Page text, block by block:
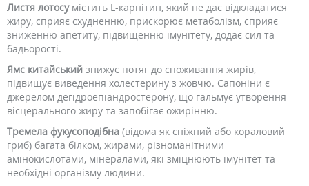
Листя лотосумістить L-карнітин, який не дає відкладатися
жиру, сприяє схудненню, прискорює метаболізм, сприяє
зниженню апетиту, підвищенню імунітету, додає сил та
бадьорості.
Ямс китайський знижує потяг до споживання жирів,
підвищує виведення холестерину з жовчю. Сапоніни є
джерелом дегідроепіандростерону, що гальмує утворення
вісцерального жиру та запобігає ожирінню.
Тремела фукусоподібна (відома як сніжний або кораловий
гриб) багата білком, жирами, різноманітними
амінокислотами, мінералами, які зміцнюють імунітет та
необхідні організму людини.